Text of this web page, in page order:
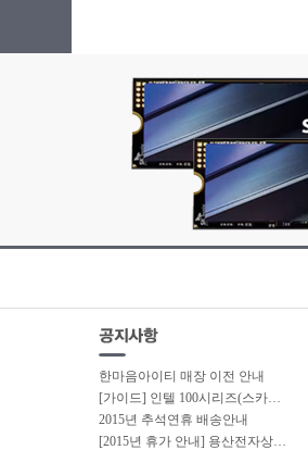
한마음아이티 매장 이전 안내
[가이드] 인텔 100시리즈(스카이레이크보드) 에서 윈도우7 USB 설치 방법 소개
2015년 추석연휴 배송안내
[2015년 휴가 안내] 용산전자상가 여름 휴가 안내